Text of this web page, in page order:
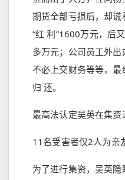
期货全部亏损后，却
“红 利”1600万元，后
多万元；公司员工外
不必上交财务等等，
归 还。
最高法认定吴英在集资
11名受害者仅2人为亲
为了进行集资，吴英